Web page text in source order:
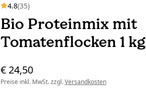
4.8(35)
Bio Proteinmix mit
Tomatenflocken 1 kg
€ 24,50
Preise inkl. MwSt. zzgl.Versandkosten